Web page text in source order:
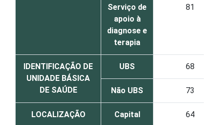
Serviço de
apoio à
diagnose e
terapia
81
IDENTIFICAÇÃO DE
UNIDADE BÁSICA
DE SAÚDE
UBS 68
Não UBS 73
LOCALIZAÇÃO Capital 64